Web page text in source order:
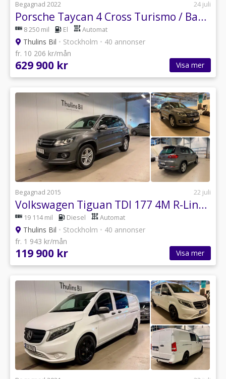
Begagnad 2022 24 juli
Porsche Taycan 4 Cross Turismo / Bakaxelstyrning / Nightvision
8 250 mil El Automat
Thulins Bil • Stockholm • 40 annonser
fr. 10 206 kr/mån
629 900 kr Visa mer
Begagnad 2015 22 juli
Volkswagen Tiguan TDI 177 4M R-Line Aut / Nav / Webasto / Drag
19 114 mil Diesel Automat
Thulins Bil • Stockholm • 40 annonser
fr. 1 943 kr/mån
119 900 kr Visa mer